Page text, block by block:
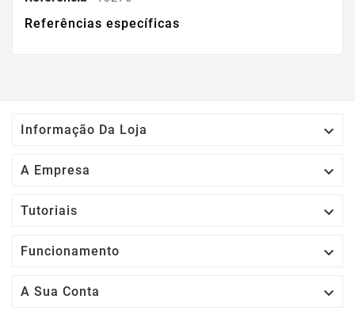
Referências específicas
Informação Da Loja 
A Empresa 
Tutoriais 
Funcionamento 
A Sua Conta 